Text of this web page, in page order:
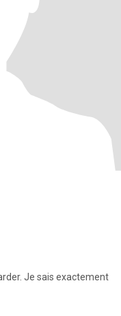
Je sais exactement